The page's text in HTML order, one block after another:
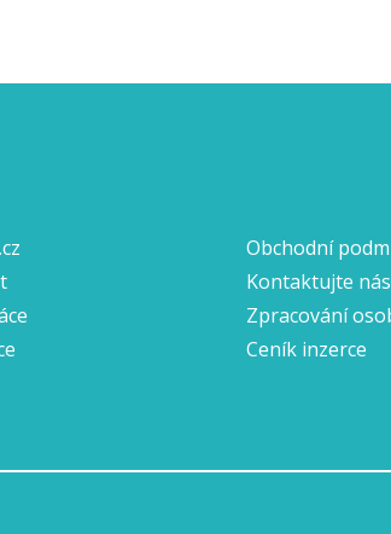
Obchodní
Kontaktujte nás
Zpracování
Ceník inzerce